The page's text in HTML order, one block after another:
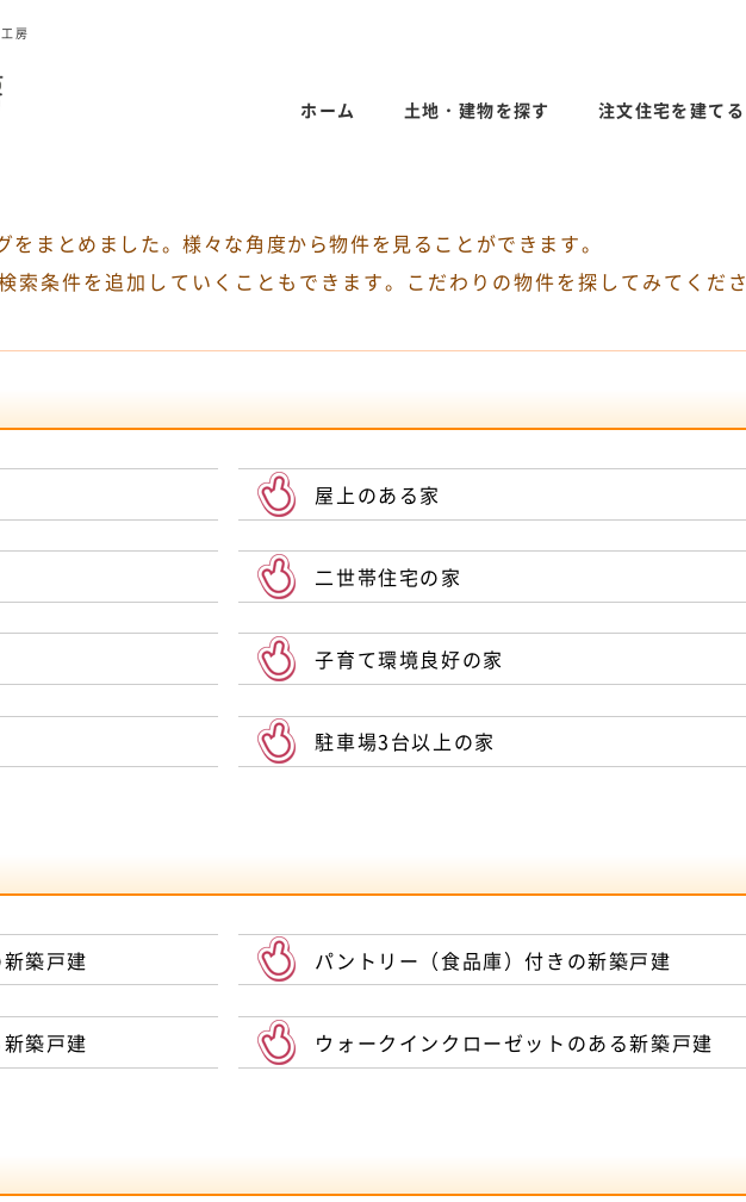
房
ホーム 土地・建物を探す 注文住宅を建てる
をまとめました。様々な角度から物件を見ることができます。
索条件を追加していくこともできます。こだわりの物件を探してみてくださ
屋上のある家
二世帯住宅の家
子育て環境良好の家
駐車場3台以上の家
築戸建 パントリー（食品庫）付きの新築戸建
築戸建 ウォークインクローゼットのある新築戸建